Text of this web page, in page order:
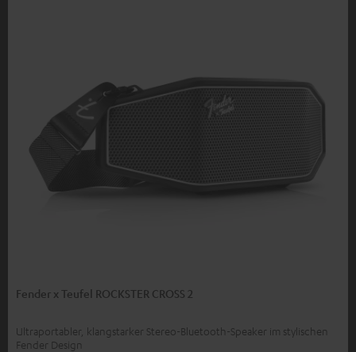
Fender x Teufel ROCKSTER CROSS 2
Ultraportabler, klangstarker Stereo-Bluetooth-Speaker im stylischen
Fender Design